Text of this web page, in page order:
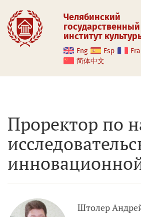
Челябинский
государственный
институт
Eng Esp
Fra
简体中文
Проректор по
Штолер